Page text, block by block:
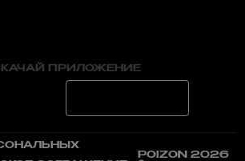
ПРИЛОЖЕНИЕ
POIZON 2026